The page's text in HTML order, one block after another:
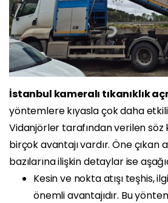
İstanbul kameralı tıkanıklık
yöntemlere kıyasla çok daha
Vidanjörler tarafından verilen söz
birçok avantajı vardır. Öne çıkan
bazılarına ilişkin detaylar ise
Kesin ve nokta atışı teşhis,
önemli avantajıdır. Bu